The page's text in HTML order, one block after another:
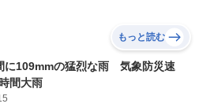
もっと読む
に109mmの猛烈な雨 気象防災速
間大雨